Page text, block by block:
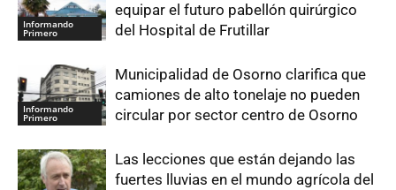
Informando
Primero
equipar el futuro pabellón quirúrgico
del Hospital de Frutillar
Informando
Primero
Municipalidad de Osorno clarifica que
camiones de alto tonelaje no pueden
circular por sector centro de Osorno
Las lecciones que están dejando las
fuertes lluvias en el mundo agrícola del